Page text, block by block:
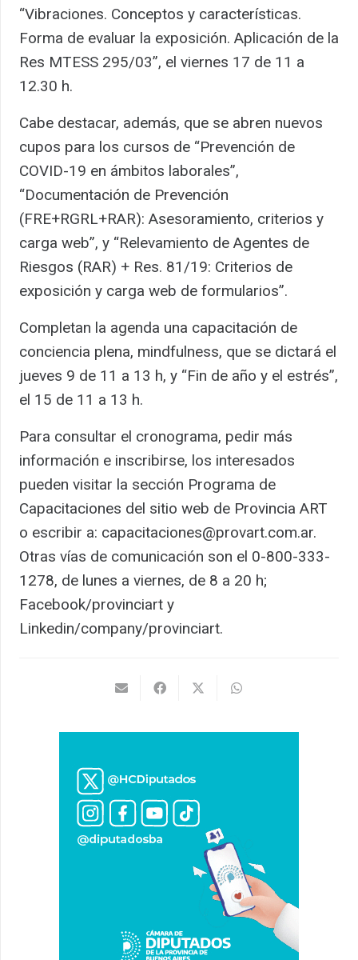
“Vibraciones. Conceptos y características.
Forma de evaluar la exposición. Aplicación de la
Res MTESS 295/03”, el viernes 17 de 11 a
12.30 h.
Cabe destacar, además, que se abren nuevos
cupos para los cursos de “Prevención de
COVID-19 en ámbitos laborales”,
“Documentación de Prevención
(FRE+RGRL+RAR): Asesoramiento, criterios y
carga web”, y “Relevamiento de Agentes de
Riesgos (RAR) + Res. 81/19: Criterios de
exposición y carga web de formularios”.
Completan la agenda una capacitación de
conciencia plena, mindfulness, que se dictará el
jueves 9 de 11 a 13 h, y “Fin de año y el estrés”,
el 15 de 11 a 13 h.
Para consultar el cronograma, pedir más
información e inscribirse, los interesados
pueden visitar la sección Programa de
Capacitaciones del sitio web de Provincia ART
o escribir a: capacitaciones@provart.com.ar.
Otras vías de comunicación son el 0-800-333-
1278, de lunes a viernes, de 8 a 20 h;
Facebook/provinciart y
Linkedin/company/provinciart.